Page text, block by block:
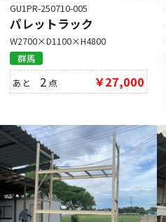
GU1PR-250710-005
パレットラック
W2700×D1100×H4800
群馬
あと 2 点 ￥27,000